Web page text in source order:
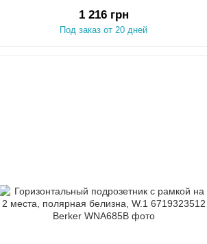
1 216 грн
Под заказ от 20 дней